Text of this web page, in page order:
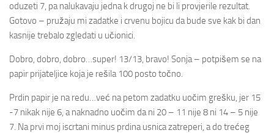
oduzeti 7, pa nalukavaju jedna k drugoj ne bi li provjerile rezultat.
Gotovo – pružaju mi zadatke i crvenu bojicu da bude sve kak bi dan
kasnije trebalo zgledati u učionici.
Dobro, dobro, dobro…super! 13/13, bravo! Sonja – potpišem se na
papir prijateljice koja je rešila 100 posto točno.
Prdin papir je na redu…već na petom zadatku uočim grešku, jer 15
-7 nikak nije 6, a naknadno uočim da ni 20 – 11 nije 8 ni 14 – 5 nije
7. Na prvi moj iscrtani minus prdina usnica zatreperi, a do trećeg